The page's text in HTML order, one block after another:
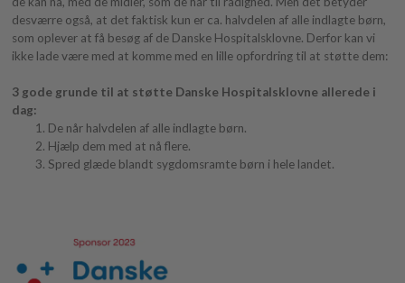
desværre også, at det faktisk kun er ca. halvdelen af alle indlagte børn,
som oplever at få besøg af de Danske Hospitalsklovne. Derfor kan vi
ikke lade være med at komme med en lille opfordring til at støtte dem:
3 gode grunde til at støtte Danske Hospitalsklovne allerede i
dag:
De når halvdelen af alle indlagte børn.
Hjælp dem med at nå flere.
Spred glæde blandt sygdomsramte børn i hele landet.